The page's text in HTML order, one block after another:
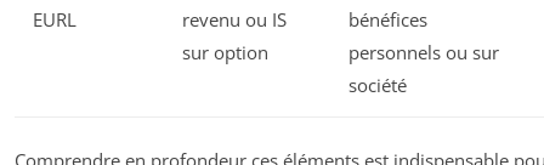
EURL
revenu ou IS
sur option
bénéfices
personnels ou sur
société